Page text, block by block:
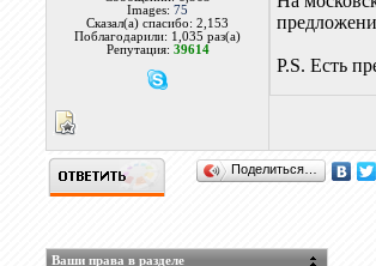
Images:75
Сказал(а) спасибо: 2,153
Поблагодарили: 1,035 раз(а)
Репутация: 39614
P.S. Есть
Поделиться…
Ваши права в разделе